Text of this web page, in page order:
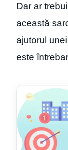
Dar ar
această
ajutorul
este